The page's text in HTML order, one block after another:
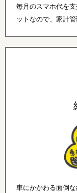
毎月のスマホ代を
ットなので、家計管
車にかかわる面倒